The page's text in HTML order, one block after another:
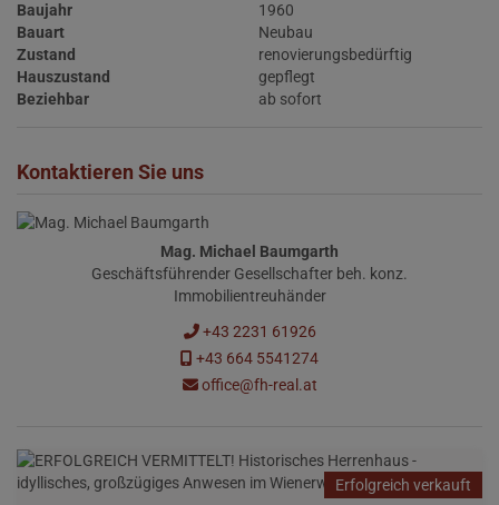
Baujahr
1960
Bauart
Neubau
Zustand
renovierungsbedürftig
Hauszustand
gepflegt
Beziehbar
ab sofort
Kontaktieren Sie uns
Mag. Michael Baumgarth
Geschäftsführender Gesellschafter beh. konz.
Immobilientreuhänder
+43 2231 61926
+43 664 5541274
office@fh-real.at
Erfolgreich verkauft